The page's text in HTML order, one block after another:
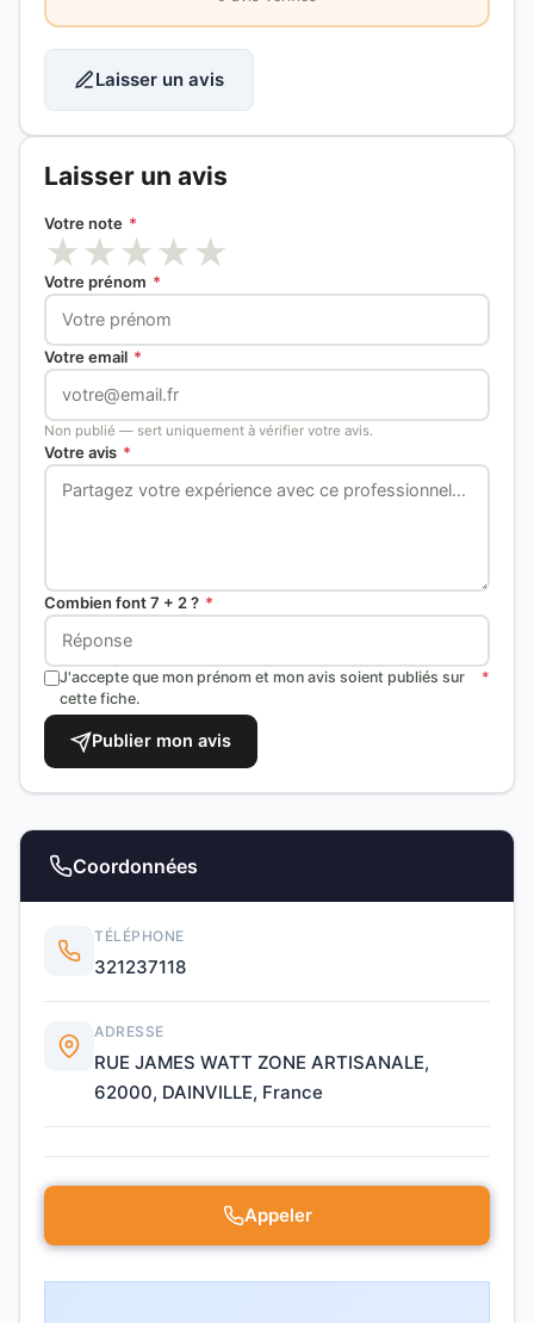
Laisser un avis
Laisser un avis
Votre note *
★★★★★
Votre prénom *
Votre email *
Non publié — sert uniquement à vérifier votre avis.
Votre avis *
Combien font 7 + 2 ? *
J'accepte que mon prénom et mon avis soient publiés sur
cette fiche.
*
Publier mon avis
Coordonnées
TÉLÉPHONE
321237118
ADRESSE
RUE JAMES WATT ZONE ARTISANALE,
62000, DAINVILLE, France
Appeler